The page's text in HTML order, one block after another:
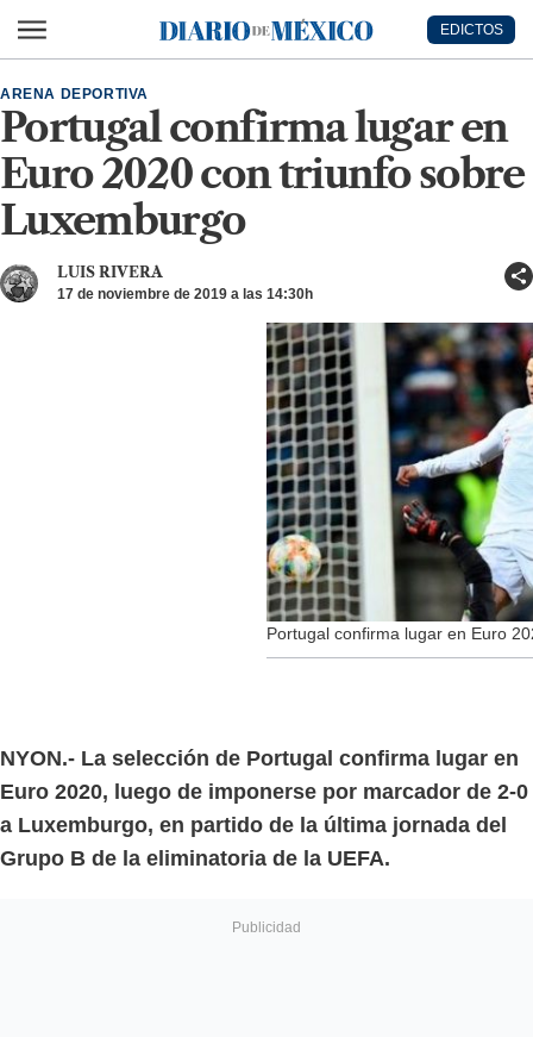
Diario de México
EDICTOS
Portugal confirma lugar en
Euro 2020 con triunfo sobre
Luxemburgo
ARENA DEPORTIVA
LUIS RIVERA
17 de noviembre de 2019 a las 14:30h
Portugal confirma lugar en Euro
NYON.- La selección de Portugal confirma lugar en
Euro 2020, luego de imponerse por marcador de 2-0
a Luxemburgo, en partido de la última jornada del
Grupo B de la eliminatoria de la UEFA.